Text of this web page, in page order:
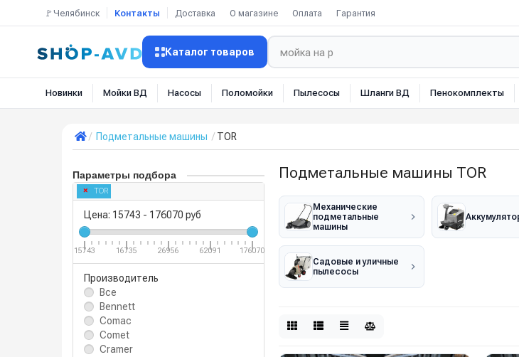
🚩Челябинск Контакты Доставка О магазине Оплата Гарантия
Каталог товаров
Новинки Мойки ВД Насосы Поломойки Пылесосы Шланги ВД Пенокомплекты
Подметальные машины TOR
Параметры подбора
TOR
Цена: 15743 - 176070 руб
15743 16735 26956 62091 176070
Производитель
Все
Bennett
Comac
Comet
Cramer
Подметальные машины TOR
Механические
подметальные
машины
Садовые и уличные
пылесосы